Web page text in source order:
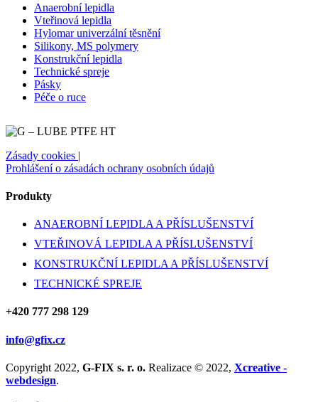
Anaerobní lepidla
Vteřinová lepidla
Hylomar univerzální těsnění
Silikony, MS polymery
Konstrukční lepidla
Technické spreje
Pásky
Péče o ruce
Zásady cookies |
Prohlášení o zásadách ochrany osobních údajů
Produkty
ANAEROBNÍ LEPIDLA A PŘÍSLUŠENSTVÍ
VTEŘINOVÁ LEPIDLA A PŘÍSLUŠENSTVÍ
KONSTRUKČNÍ LEPIDLA A PŘÍSLUŠENSTVÍ
TECHNICKÉ SPREJE
+420 777 298 129
info@gfix.cz
Copyright 2022, G-FIX s. r. o. Realizace © 2022, Xcreative -
webdesign.